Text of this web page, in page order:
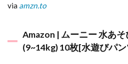
via amzn.to
Amazon | ムーニー 水あ
(9~14kg) 10枚[水遊びパ